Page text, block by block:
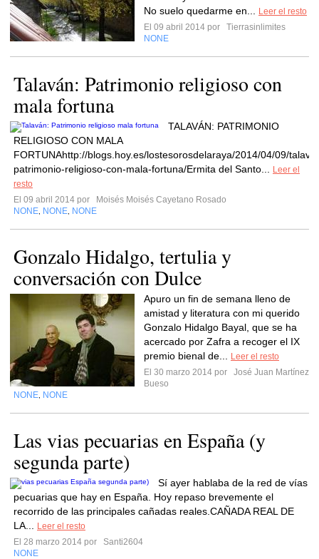
No suelo quedarme en...
Leer el resto
El 09 abril 2014 por
Tierrasinlimites
NONE
Talaván: Patrimonio religioso con
mala fortuna
TALAVÁN: PATRIMONIO
RELIGIOSO CON MALA
FORTUNAhttp://blogs.hoy.es/lostesorosdelaraya/2014/04/09/
patrimonio-religioso-con-mala-fortuna/Ermita del Santo...
Leer el
resto
El 09 abril 2014 por
Moisés Moisés Cayetano Rosado
NONE NONE NONE
Gonzalo Hidalgo, tertulia y
conversación con Dulce
Apuro un fin de semana lleno de
amistad y literatura con mi querido
Gonzalo Hidalgo Bayal, que se ha
acercado por Zafra a recoger el IX
premio bienal de...
Leer el resto
El 30 marzo 2014 por
José Juan Martínez
Bueso
NONE NONE
Las vias pecuarias en España (y
segunda parte)
Sí ayer hablaba de la red de vías
pecuarias que hay en España. Hoy repaso brevemente el
recorrido de las principales cañadas reales.CAÑADA REAL DE
LA...
Leer el resto
El 28 marzo 2014 por
Santi2604
NONE